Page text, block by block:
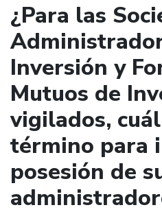
¿Para las
Inversión y
Mutuos de
vigilados,
término para
posesión de